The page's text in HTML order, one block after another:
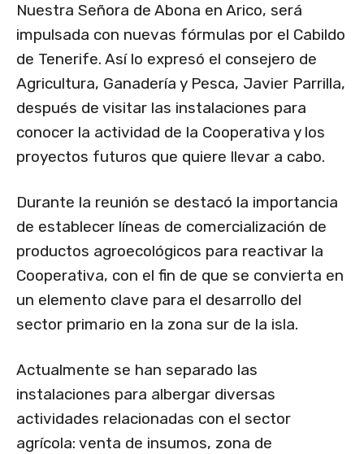
Nuestra Señora de Abona en Arico, será
impulsada con nuevas fórmulas por el Cabildo
de Tenerife. Así lo expresó el consejero de
Agricultura, Ganadería y Pesca, Javier Parrilla,
después de visitar las instalaciones para
conocer la actividad de la Cooperativa y los
proyectos futuros que quiere llevar a cabo.
Durante la reunión se destacó la importancia
de establecer líneas de comercialización de
productos agroecológicos para reactivar la
Cooperativa, con el fin de que se convierta en
un elemento clave para el desarrollo del
sector primario en la zona sur de la isla.
Actualmente se han separado las
instalaciones para albergar diversas
actividades relacionadas con el sector
agrícola: venta de insumos, zona de